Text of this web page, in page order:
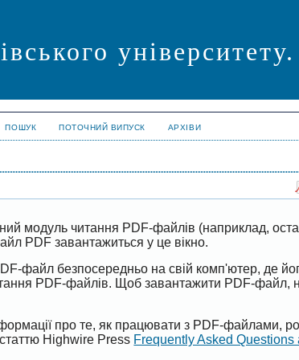
ПОШУК ПОТОЧНИЙ ВИПУСК АРХІВИ
модуль читання PDF-файлів (наприклад,
PDF завантажиться у це вікно.
файл безпосередньо на свій комп'ютер, де
PDF-файлів. Щоб завантажити PDF-файл,
про те, як працювати з PDF-файлами,
Highwire Press Frequently Asked Questions